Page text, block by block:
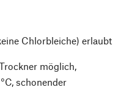
Chlorbleiche) erlaubt
möglich,
schonender